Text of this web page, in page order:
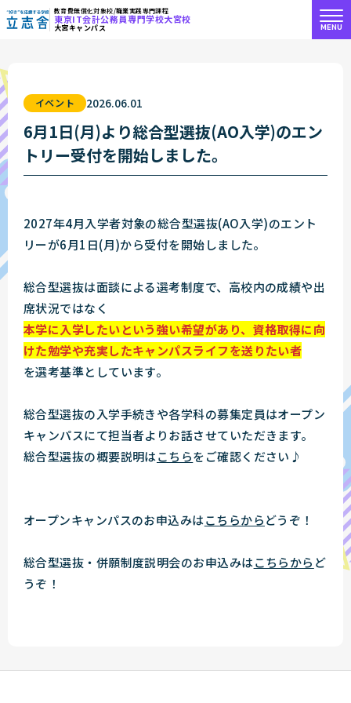
"好き"を応援する学校 立志舎
教育費無償化対象校/職業実践専門課程
東京IT会計公務員専門学校大宮校
大宮キャンパス MENU
イベント 2026.06.01
6月1日(月)より総合型選抜(AO入学)のエン
トリー受付を開始しました。
2027年4月入学者対象の総合型選抜(AO入学)のエント
リーが6月1日(月)から受付を開始しました。
総合型選抜は面談による選考制度で、高校内の成績や出
席状況ではなく
本学に入学したいという強い希望があり、資格取得に向
けた勉学や充実したキャンパスライフを送りたい者
を選考基準としています。
総合型選抜の入学手続きや各学科の募集定員はオープン
キャンパスにて担当者よりお話させていただきます。
総合型選抜の概要説明はこちらをご確認ください♪
オープンキャンパスのお申込みはこちらからどうぞ！
総合型選抜・併願制度説明会のお申込みはこちらから ど
うぞ！